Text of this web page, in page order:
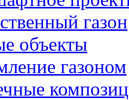
газон
объекты
газоном